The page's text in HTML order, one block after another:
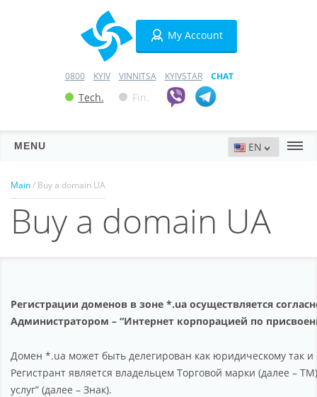
My Account
0800 KYIV VINNITSA KYIVSTAR CHAT
Tech. Fin.
MENU
Domains
Affiliation
Support
About company
Main/ Buy a domain UA
Buy a domain UA
Регистрации доменов в зоне *.ua осуществляется
Администратором – “Интернет корпорацией по
Домен *.ua может быть делегирован как юридическому так
Регистрант является владельцем Торговой марки (далее –
услуг” (далее – Знак).